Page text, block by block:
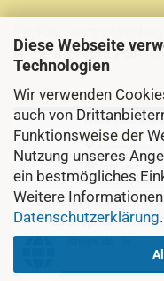
Diese Webseite
Technologien
Wir verwenden
auch von
Funktionsweise der
Nutzung unseres
ein bestmögliches
Weitere
Datenschutzerklärung.
N° de membre PSI: